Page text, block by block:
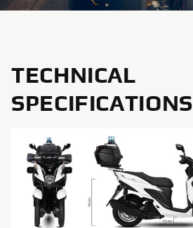
TECHNICAL
SPECIFICATIONS